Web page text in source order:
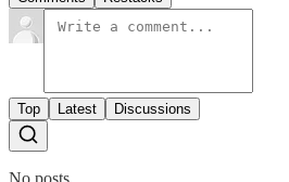
Top Latest Discussions